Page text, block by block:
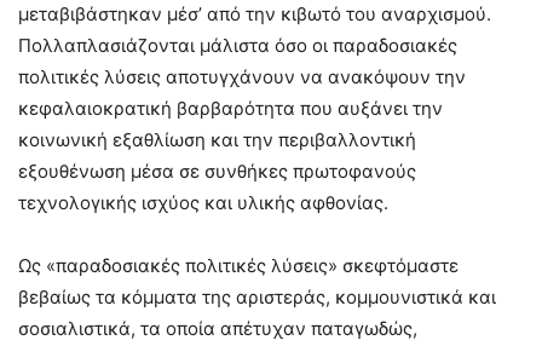
μεταβιβάστηκαν μέσ’ από την κιβωτό του αναρχισμού.
Πολλαπλασιάζονται μάλιστα όσο οι παραδοσιακές
πολιτικές λύσεις αποτυγχάνουν να ανακόψουν την
κεφαλαιοκρατική βαρβαρότητα που αυξάνει την
κοινωνική εξαθλίωση και την περιβαλλοντική
εξουθένωση μέσα σε συνθήκες πρωτοφανούς
τεχνολογικής ισχύος και υλικής αφθονίας.
Ως «παραδοσιακές πολιτικές λύσεις» σκεφτόμαστε
βεβαίως τα κόμματα της αριστεράς, κομμουνιστικά και
σοσιαλιστικά, τα οποία απέτυχαν παταγωδώς,